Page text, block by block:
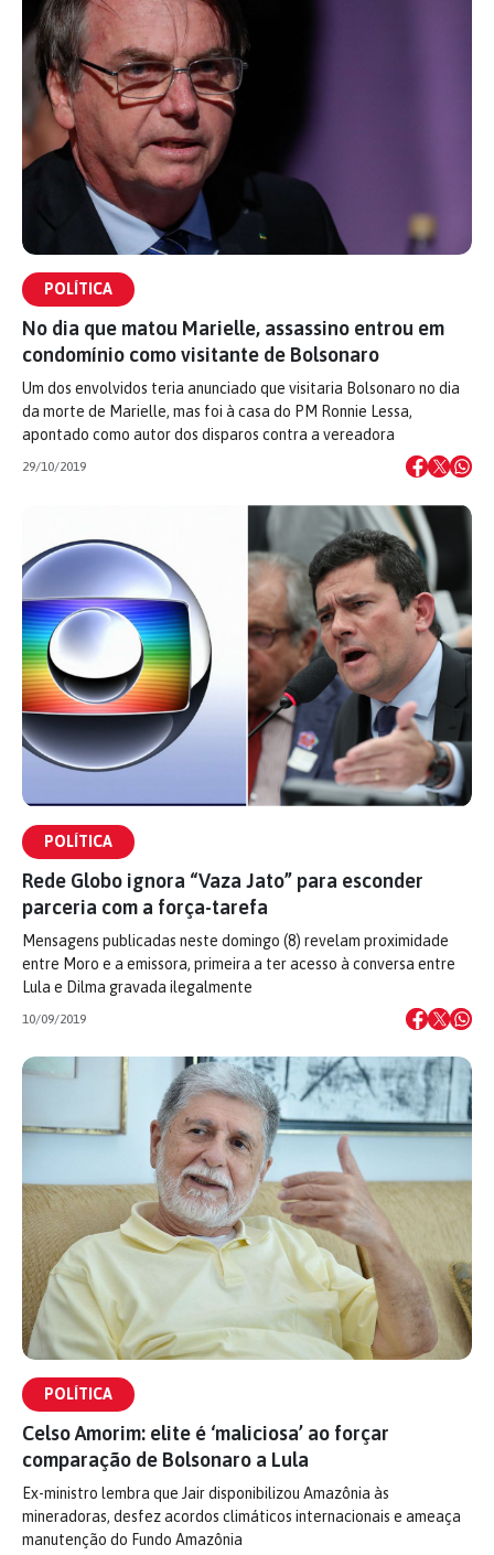
POLÍTICA
No dia que matou Marielle, assassino entrou em
condomínio como visitante de Bolsonaro
Um dos envolvidos teria anunciado que visitaria Bolsonaro no dia
da morte de Marielle, mas foi à casa do PM Ronnie Lessa,
apontado como autor dos disparos contra a vereadora
29/10/2019
POLÍTICA
Rede Globo ignora “Vaza Jato” para esconder
parceria com a força-tarefa
Mensagens publicadas neste domingo (8) revelam proximidade
entre Moro e a emissora, primeira a ter acesso à conversa entre
Lula e Dilma gravada ilegalmente
10/09/2019
POLÍTICA
Celso Amorim: elite é ‘maliciosa’ ao forçar
comparação de Bolsonaro a Lula
Ex-ministro lembra que Jair disponibilizou Amazônia às
mineradoras, desfez acordos climáticos internacionais e ameaça
manutenção do Fundo Amazônia